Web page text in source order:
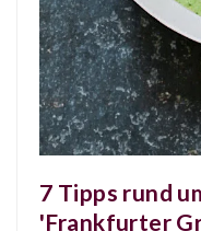
7 Tipps rund
'Frankfurter